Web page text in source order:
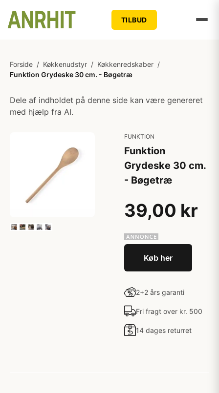
TILBUD
Forside / Køkkenudstyr / Køkkenredskaber /
Funktion Grydeske 30 cm. - Bøgetræ
Dele af indholdet på denne side kan være genereret
med hjælp fra AI.
FUNKTION
Funktion
Grydeske 30 cm.
- Bøgetræ
39,00 kr
Køb her
2+2 års garanti
Fri fragt over kr. 500
14 dages returret